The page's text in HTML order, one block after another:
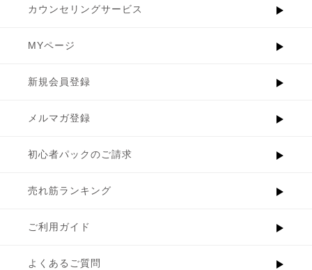
カウンセリングサービス
MYページ
新規会員登録
メルマガ登録
初心者パックのご請求
売れ筋ランキング
ご利用ガイド
よくあるご質問